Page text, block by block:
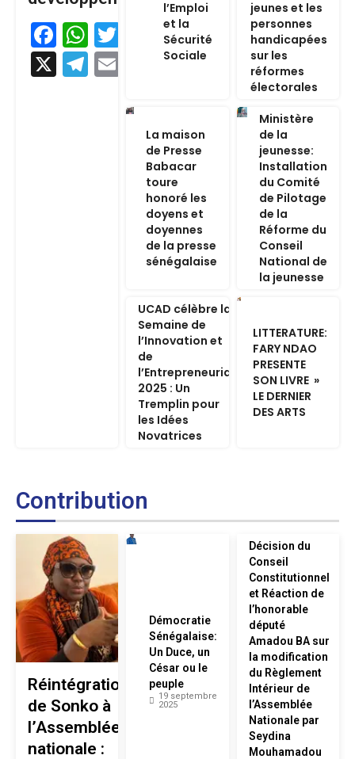
Facebook
WhatsApp
Twitter
X
Telegram
Email
l’Emploi
et la
Sécurité
Sociale
jeunes et les
personnes
handicapées
sur les
réformes
électorales
La maison
de Presse
Babacar
toure
honoré les
doyens et
doyennes
de la presse
sénégalaise
Ministère
de la
jeunesse:
Installation
du Comité
de Pilotage
de la
Réforme du
Conseil
National de
la jeunesse
UCAD célèbre la
Semaine de
l’Innovation et
de
l’Entrepreneuriat
2025 : Un
Tremplin pour
les Idées
Novatrices
LITTERATURE:
FARY NDAO
PRESENTE
SON LIVRE »
LE DERNIER
DES ARTS
Contribution
Réintégration
de Sonko à
l’Assemblée
nationale :
Démocratie
Sénégalaise:
Un Duce, un
César ou le
peuple
19 septembre
2025
Décision du
Conseil
Constitutionnel
et Réaction de
l’honorable
député
Amadou BA sur
la modification
du Règlement
Intérieur de
l’Assemblée
Nationale par
Seydina
Mouhamadou